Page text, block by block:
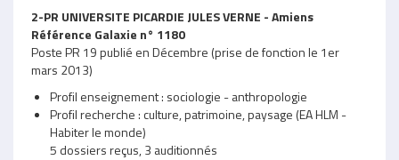
2-PR UNIVERSITE PICARDIE JULES VERNE - Amiens
Référence Galaxie n° 1180
Poste PR 19 publié en Décembre (prise de fonction le 1er
mars 2013)
Profil enseignement : sociologie - anthropologie
Profil recherche : culture, patrimoine, paysage (EA HLM -
Habiter le monde)
5 dossiers reçus, 3 auditionnés